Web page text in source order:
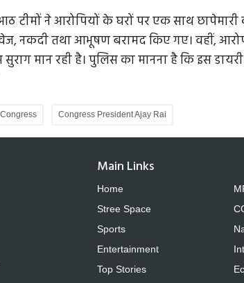
ने आरोपियों के घरों पर एक साथ छापेमारी
नकदी तथा आभूषण बरामद किए गए। वहीं,
मान रही है। पुलिस का मानना है कि इस
Congress Congress President Ajay Rai
Main Links
Home
Stree Space
Sports
Entertainment
Top Stories